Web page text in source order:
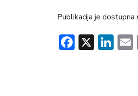
Publikacija je dostupna
Facebook
X